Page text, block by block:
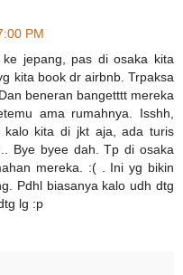
PM
jepang, pas di osaka kita
kita book dr airbnb. Trpaksa
beneran bangetttt mereka
ama rumahnya. Isshh,
kalo kita di jkt aja, ada turis
Bye byee dah. Tp di osaka
mereka. :( . Ini yg bikin
Pdhl biasanya kalo udh dtg
lg :p